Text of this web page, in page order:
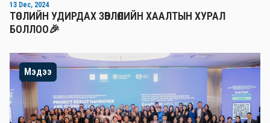
13 Dec, 2024
ТӨСЛИЙН УДИРДАХ ЗӨВЛӨЛИЙН ХААЛТЫН ХУРАЛ
БОЛЛОО🎉
Мэдээ